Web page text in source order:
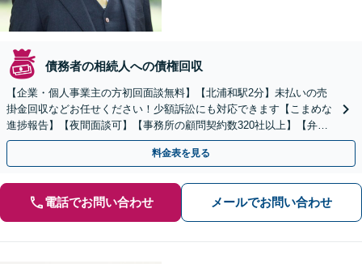
債務者の相続人への債権回収
【企業・個人事業主の方初回面談無料】【北浦和駅2分】未払いの売
掛金回収などお任せください！少額訴訟にも対応できます【こまめな
進捗報告】【夜間面談可】【事務所の顧問契約数320社以上】【弁護
士6人在籍&専門家顧問がフルサポート】
料金表を見る
電話でお問い合わせ メールでお問い合わせ